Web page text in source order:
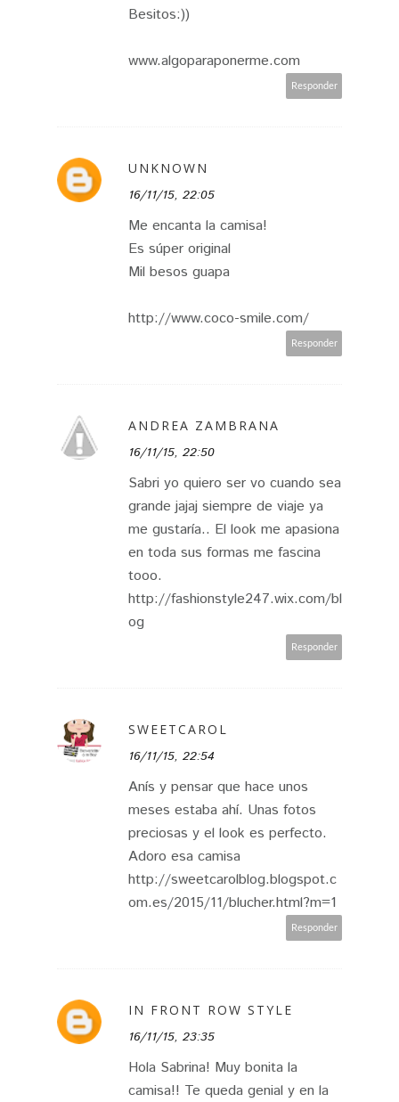
Besitos:))
www.algoparaponerme.com
Responder
UNKNOWN
16/11/15, 22:05
Me encanta la camisa!
Es súper original
Mil besos guapa
http://www.coco-smile.com/
Responder
ANDREA ZAMBRANA
16/11/15, 22:50
Sabri yo quiero ser vo cuando sea
grande jajaj siempre de viaje ya
me gustaría.. El look me apasiona
en toda sus formas me fascina
tooo.
http://fashionstyle247.wix.com/bl
og
Responder
SWEETCAROL
16/11/15, 22:54
Anís y pensar que hace unos
meses estaba ahí. Unas fotos
preciosas y el look es perfecto.
Adoro esa camisa
http://sweetcarolblog.blogspot.c
om.es/2015/11/blucher.html?m=1
Responder
IN FRONT ROW STYLE
16/11/15, 23:35
Hola Sabrina! Muy bonita la
camisa!! Te queda genial y en la